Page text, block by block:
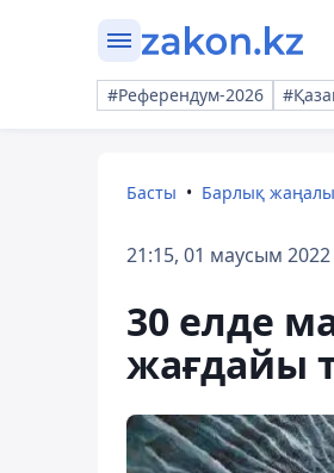
#Референдум-2026
Басты Барлық
21:15, 01 маусым 2022
30 елде
жағдайы